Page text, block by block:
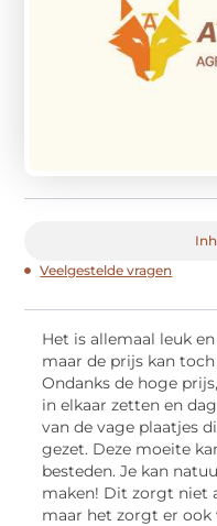
Veelgestelde vragen
Het is allemaal leuk
maar de prijs kan
Ondanks de hoge
in elkaar zetten en
van de vage plaatjes
gezet. Deze moeite
besteden. Je kan
maken! Dit zorgt niet
maar het zorgt er ook